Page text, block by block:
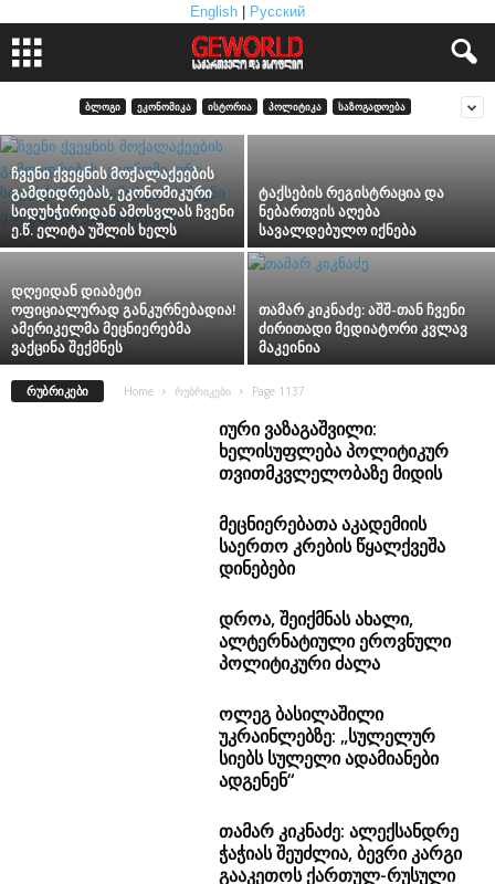
English Русский
ᲑᲚᲝᲒᲘ ᲔᲙᲝᲜᲝᲛᲘᲙᲐ ᲘᲡᲢᲝᲠᲘᲐ ᲞᲝᲚᲘᲢᲘᲙᲐ ᲡᲐᲖᲝᲒᲐᲓᲝᲔᲑᲐ
Литературная Газета: „აფხაზეთის მძიმე
თავისუფლება“
ჩვენი ქვეყნის მოქალაქეების
გამდიდრებას, ეკონომიკური
სიდუხჭირიდან ამოსვლას ჩვენი
ე.წ. ელიტა უშლის ხელს
ტაქსების რეგისტრაცია და
ნებართვის აღება
სავალდებულო იქნება
დღეიდან დიაბეტი
ოფიციალურად განკურნებადია!
ამერიკელმა მეცნიერებმა
ვაქცინა შექმნეს
თამარ კიკნაძე: აშშ-თან ჩვენი
ძირითადი მედიატორი კვლავ
მაკეინია
ᲠᲣᲑᲠᲘᲙᲔᲑᲘ Home რუბრიკები Page 1137
იური ვაზაგაშვილი:
ხელისუფლება პოლიტიკურ
თვითმკვლელობაზე მიდის
მეცნიერებათა აკადემიის
საერთო კრების წყალქვეშა
დინებები
დროა, შეიქმნას ახალი,
ალტერნატიული ეროვნული
პოლიტიკური ძალა
ოლეგ ბასილაშილი
უკრაინლებზე: „სულელურ
სიებს სულელი ადამიანები
ადგენენ“
თამარ კიკნაძე: ალექსანდრე
ჭაჭიას შეუძლია, ბევრი კარგი
გააკეთოს ქართულ-რუსული